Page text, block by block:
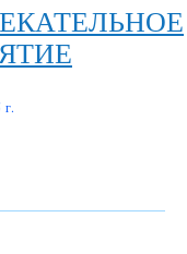
г.